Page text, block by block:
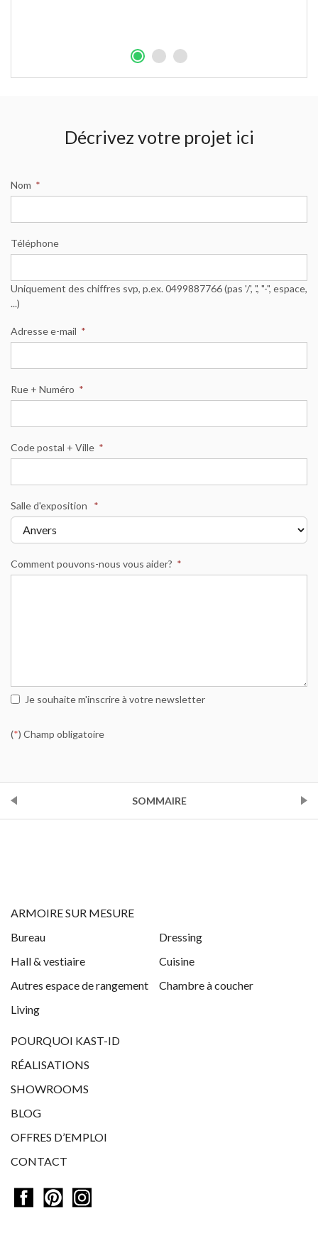
Décrivez votre projet ici
Nom *
Téléphone
Uniquement des chiffres svp, p.ex. 0499887766 (pas '/', '.', "-", espace,
...)
Adresse e-mail *
Rue + Numéro *
Code postal + Ville *
Salle d'exposition *
Comment pouvons-nous vous aider? *
Je souhaite m'inscrire à votre newsletter
(*) Champ obligatoire
SOMMAIRE
ARMOIRE SUR MESURE
Bureau
Dressing
Hall & vestiaire
Cuisine
Autres espace de rangement
Chambre à coucher
Living
POURQUOI KAST-ID
RÉALISATIONS
SHOWROOMS
BLOG
OFFRES D’EMPLOI
CONTACT